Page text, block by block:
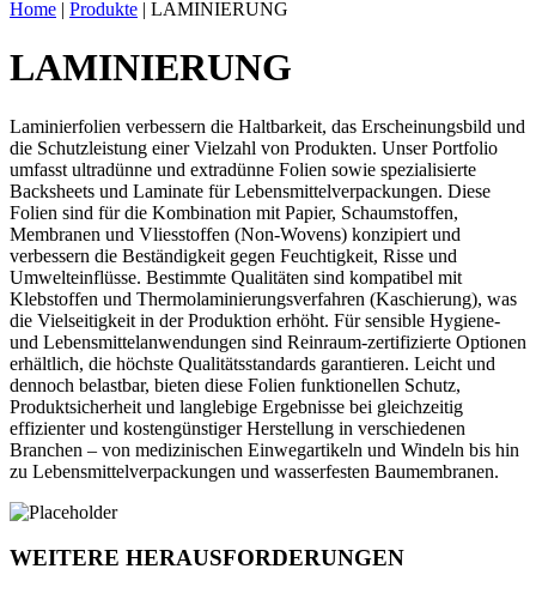
Home | Produkte | LAMINIERUNG
LAMINIERUNG
Laminierfolien verbessern die Haltbarkeit, das Erscheinungsbild und
die Schutzleistung einer Vielzahl von Produkten. Unser Portfolio
umfasst ultradünne und extradünne Folien sowie spezialisierte
Backsheets und Laminate für Lebensmittelverpackungen. Diese
Folien sind für die Kombination mit Papier, Schaumstoffen,
Membranen und Vliesstoffen (Non-Wovens) konzipiert und
verbessern die Beständigkeit gegen Feuchtigkeit, Risse und
Umwelteinflüsse. Bestimmte Qualitäten sind kompatibel mit
Klebstoffen und Thermolaminierungsverfahren (Kaschierung), was
die Vielseitigkeit in der Produktion erhöht. Für sensible Hygiene-
und Lebensmittelanwendungen sind Reinraum-zertifizierte Optionen
erhältlich, die höchste Qualitätsstandards garantieren. Leicht und
dennoch belastbar, bieten diese Folien funktionellen Schutz,
Produktsicherheit und langlebige Ergebnisse bei gleichzeitig
effizienter und kostengünstiger Herstellung in verschiedenen
Branchen – von medizinischen Einwegartikeln und Windeln bis hin
zu Lebensmittelverpackungen und wasserfesten Baumembranen.
WEITERE HERAUSFORDERUNGEN